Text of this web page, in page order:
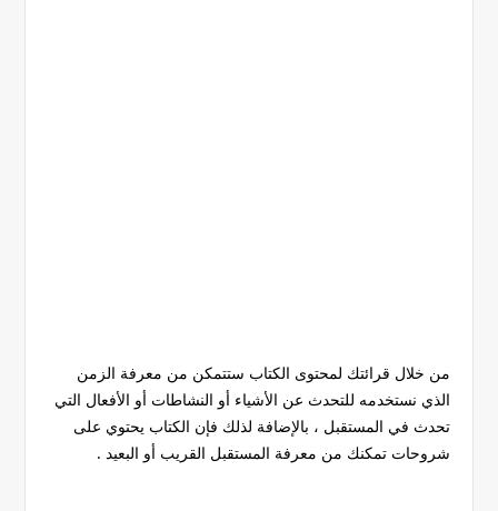
من خلال قرائتك لمحتوى الكتاب ستتمكن من معرفة الزمن
الذي نستخدمه للتحدث عن الأشياء أو النشاطات أو الأفعال التي
تحدث في المستقبل ، بالإضافة لذلك فإن الكتاب يحتوي على
شروحات تمكنك من معرفة المستقبل القريب أو البعيد .